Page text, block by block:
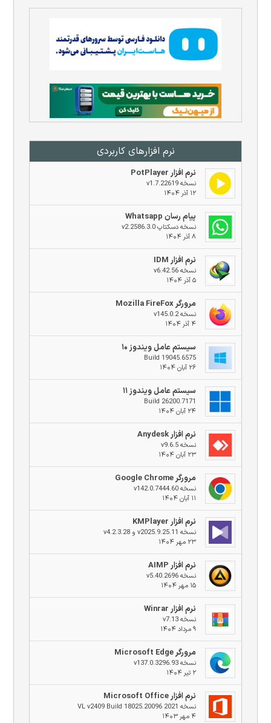
نرم افزار‌های کاربردی
نرم افزار PotPlayer
نسخه v1.7.22619
۱۲ آذر ۱۴۰۴
پیام رسان Whatsapp
نسخه دسکتاپ v2.2586.3.0
۸ آذر ۱۴۰۴
نرم افزار IDM
نسخه v6.42.56
۵ آذر ۱۴۰۴
مرورگر Mozilla FireFox
نسخه v145.0.2
۴ آذر ۱۴۰۴
سیستم عامل ویندوز ۱۰
Build 19045.6575
۲۶ آبان ۱۴۰۴
سیستم عامل ویندوز ۱۱
Build 26200.7171
۲۴ آبان ۱۴۰۴
نرم افزار Anydesk
نسخه v9.6.5
۲۳ آبان ۱۴۰۴
مرورگر Google Chrome
نسخه v142.0.7444.60
۱۱ آبان ۱۴۰۴
نرم افزار KMPlayer
نسخه v2025.9.25.11 و v4.2.3.28
۲۳ مهر ۱۴۰۴
نرم افزار AIMP
نسخه v5.40.2696
۱۵ مهر ۱۴۰۴
نرم افزار Winrar
نسخه v7.13
۹ مرداد ۱۴۰۴
مرورگر Microsoft Edge
نسخه v137.0.3296.93
۲ تیر ۱۴۰۴
نرم افزار Microsoft Office
نسخه 2021 VL v2409 Build 18025.20096
۴ مهر ۱۴۰۳